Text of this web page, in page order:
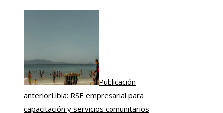
Publicación
anteriorLibia: RSE empresarial para
capacitación y servicios comunitarios